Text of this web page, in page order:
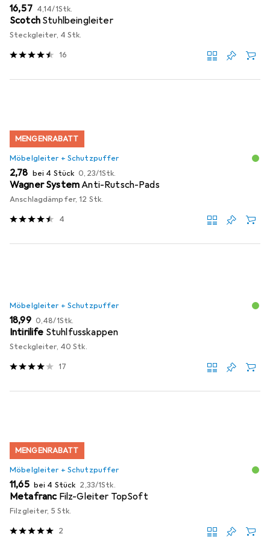
EUR
16,57 EUR
4,14/1Stk.
Scotch Stuhlbeingleiter
Steckgleiter, 4 Stk.
16
MENGENRABATT
Möbelgleiter + Schutzpuffer
EUR
2,78 bei 4 Stück EUR
0,23/1Stk.
Wagner SystemAnti-Rutsch-Pads
Anschlagdämpfer, 12 Stk.
4
Möbelgleiter + Schutzpuffer
EUR
18,99 EUR
0,48/1Stk.
Intirilife Stuhlfusskappen
Steckgleiter, 40 Stk.
17
MENGENRABATT
Möbelgleiter + Schutzpuffer
EUR
11,65 bei 4 Stück EUR
2,33/1Stk.
Metafranc Filz-Gleiter TopSoft
Filzgleiter, 5 Stk.
2